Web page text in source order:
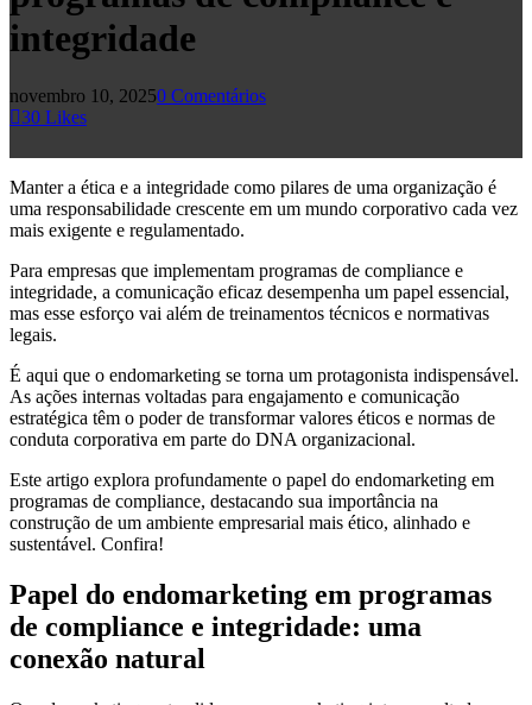
integridade
novembro 10, 20250 Comentários
30 Likes
Manter a ética e a integridade como pilares de uma organização é
uma responsabilidade crescente em um mundo corporativo cada vez
mais exigente e regulamentado.
Para empresas que implementam programas de compliance e
integridade, a comunicação eficaz desempenha um papel essencial,
mas esse esforço vai além de treinamentos técnicos e normativas
legais.
É aqui que o endomarketing se torna um protagonista indispensável.
As ações internas voltadas para engajamento e comunicação
estratégica têm o poder de transformar valores éticos e normas de
conduta corporativa em parte do DNA organizacional.
Este artigo explora profundamente o papel do endomarketing em
programas de compliance, destacando sua importância na
construção de um ambiente empresarial mais ético, alinhado e
sustentável. Confira!
Papel do endomarketing em programas
de compliance e integridade: uma
conexão natural